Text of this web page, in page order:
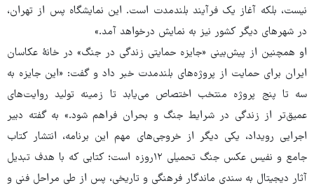
نیست، بلکه آغاز یک فرآیند بلندمدت است. این نمایشگاه پس از تهران،
در شهرهای دیگر کشور نیز به نمایش درخواهد آمد.»
او همچنین از پیش‌بینی «جایزه حمایتی زندگی در جنگ» در خانهٔ عکاسان
ایران برای حمایت از پروژه‌های بلندمدت خبر داد و گفت: «این جایزه به
سه تا پنج پروژه منتخب اختصاص می‌یابد تا زمینه تولید روایت‌های
عمیق‌تر از زندگی در شرایط جنگ و بحران فراهم شود.» به گفته دبیر
اجرایی رویداد، یکی دیگر از خروجی‌های مهم این برنامه، انتشار کتاب
جامع و نفیس عکس جنگ تحمیلی ۱۲روزه است؛ کتابی که با هدف تبدیل
آثار دیجیتال به سندی ماندگار فرهنگی و تاریخی، پس از طی مراحل فنی و